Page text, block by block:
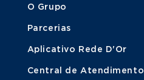
O Grupo
Parcerias
Aplicativo Rede D'Or
Central de Atendimento